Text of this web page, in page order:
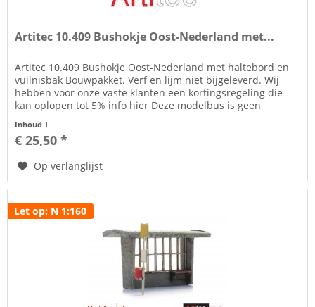
Artitec 10.409 Bushokje Oost-Nederland met...
Artitec 10.409 Bushokje Oost-Nederland met haltebord en
vuilnisbak Bouwpakket. Verf en lijm niet bijgeleverd. Wij
hebben voor onze vaste klanten een kortingsregeling die
kan oplopen tot 5% info hier Deze modelbus is geen
Inhoud 1
€ 25,50 *
Op verlanglijst
Let op: N 1:160